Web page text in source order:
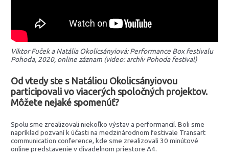
Viktor Fuček a Natália Okolicsányiová: Performance Box festivalu
Pohoda, 2020, online záznam (video: archív Pohoda festival)
Od vtedy ste s Natáliou Okolicsányiovou
participovali vo viacerých spoločných projektov.
Môžete nejaké spomenúť?
Spolu sme zrealizovali niekoľko výstav a performancií. Boli sme
napríklad pozvaní k účasti na medzinárodnom festivale Transart
communication conference, kde sme zrealizovali 30 minútové
online predstavenie v divadelnom priestore A4.